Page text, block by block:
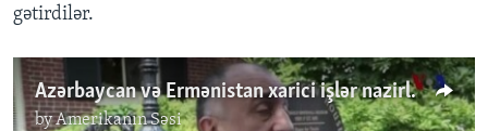
gətirdilər.
Azərbaycan və Ermənistan xarici işlər nazirləri Vaşinqtonda görüşdülər
byAmerikanın Səsi